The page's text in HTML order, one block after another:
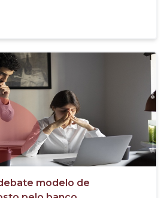
modelo de